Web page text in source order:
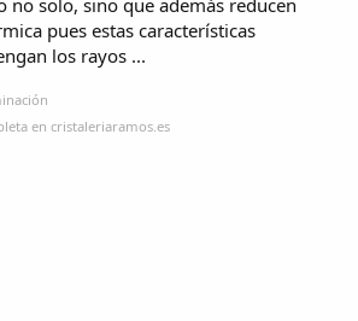
pues estas características
los rayos ...
en cristaleriaramos.es